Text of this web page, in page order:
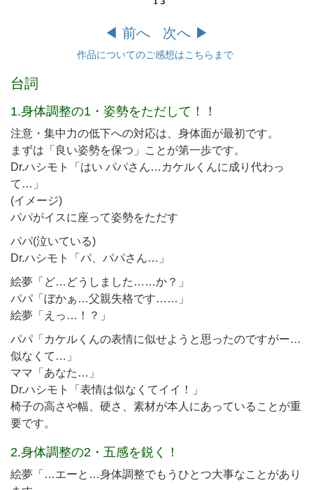
◀︎ 前へ 次へ ▶︎
作品についてのご感想はこちらまで
台詞
1.身体調整の1・姿勢をただして！！
注意・集中力の低下への対応は、身体面が最初です。
まずは「良い姿勢を保つ」ことが第一歩です。
Dr.ハシモト「はい パパさん…カケルくんに成り代わっ
て…」
(イメージ)
パパがイスに座って姿勢をただす
パパ(泣いている)
Dr.ハシモト「パ、パパさん…」
絵夢「ど…どうしました……か？」
パパ「ぼかぁ…父親失格です……」
絵夢「えっ…！？」
パパ「カケルくんの表情に似せようと思ったのですがー…
似なくて…」
ママ「あなた…」
Dr.ハシモト「表情は似なくてイイ！」
椅子の高さや幅、硬さ、素材が本人にあっていることが重
要です。
2.身体調整の2・五感を鋭く！
絵夢「…エーと…身体調整でもうひとつ大事なことがあり